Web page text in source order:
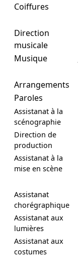
Coiffures
Direction
musicale
Musique
Arrangements
Paroles
Assistanat à la
scénographie
Direction de
production
Assistanat à la
mise en scène
Assistanat
chorégraphique
Assistanat aux
lumières
Assistanat aux
costumes